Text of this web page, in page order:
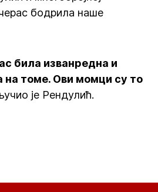
бодрила наше
била изванредна и
на томе. Ови момци су то
је Рендулић.